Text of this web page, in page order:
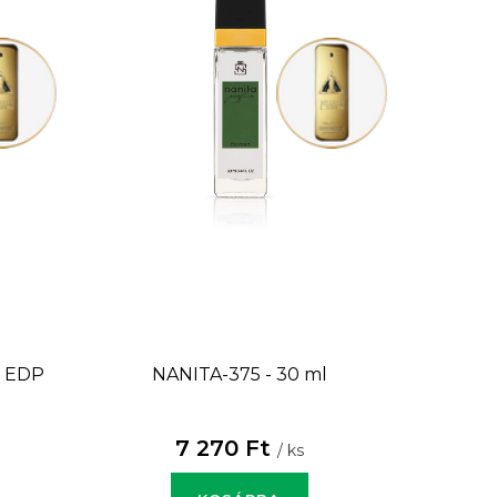
NANITA-375 - 30 ml
7 270 Ft / ks